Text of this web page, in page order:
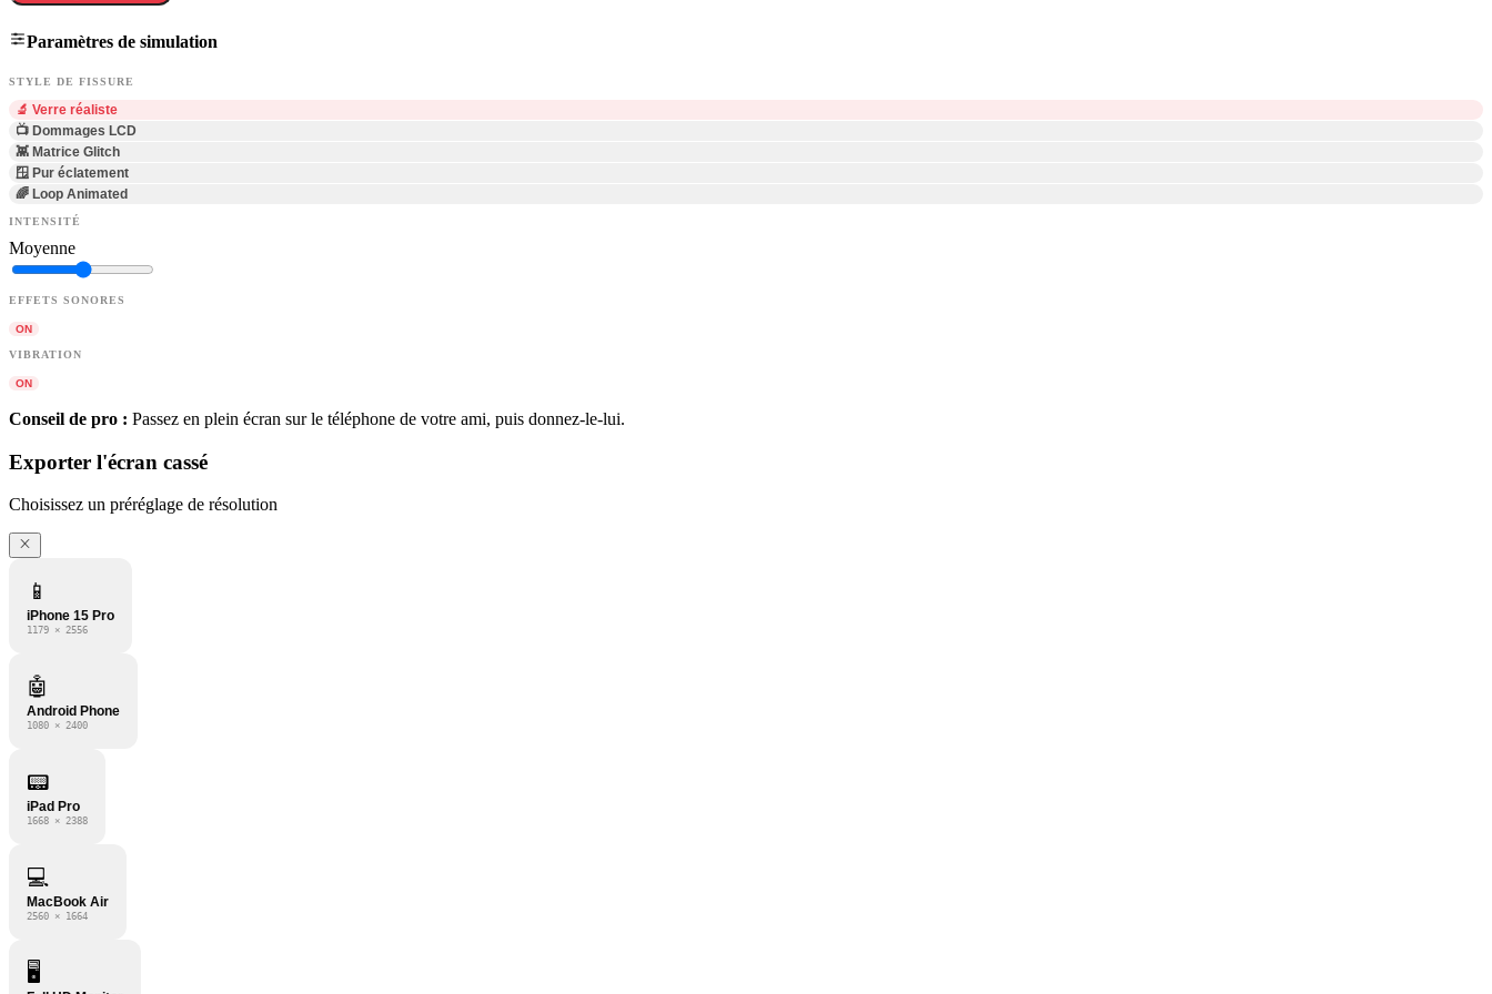
Paramètres de simulation
STYLE DE FISSURE
🔬 Verre réaliste
📺 Dommages LCD
👾 Matrice Glitch
🪟 Pur éclatement
🌈 Loop Animated
INTENSITÉ
Moyenne
EFFETS SONORES
ON
VIBRATION
ON
Conseil de pro : Passez en plein écran sur le téléphone de votre ami, puis donnez-le-lui.
Exporter l'écran cassé
Choisissez un préréglage de résolution
📱
iPhone 15 Pro
1179 × 2556
🤖
Android Phone
1080 × 2400
📟
iPad Pro
1668 × 2388
💻
MacBook Air
2560 × 1664
🖥️